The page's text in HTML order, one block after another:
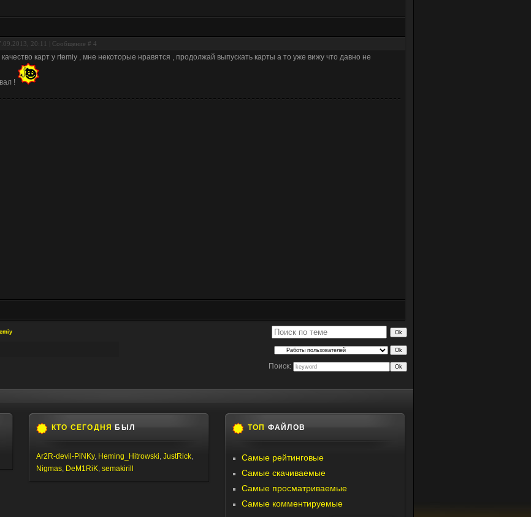
20:11 | Сообщение # 4
карт у rtemiy , мне некоторые нравятся , продолжай выпускать карты а то уже вижу что давно не
!
Поиск:
КТО СЕГОДНЯ БЫЛ
Ar2R-devil-PiNKy, Heming_Hitrowski, JustRick,
Nigmas, DeM1RiK, semakirill
ТОП ФАЙЛОВ
Самые рейтинговые
Самые скачиваемые
Самые просматриваемые
Самые комментируемые